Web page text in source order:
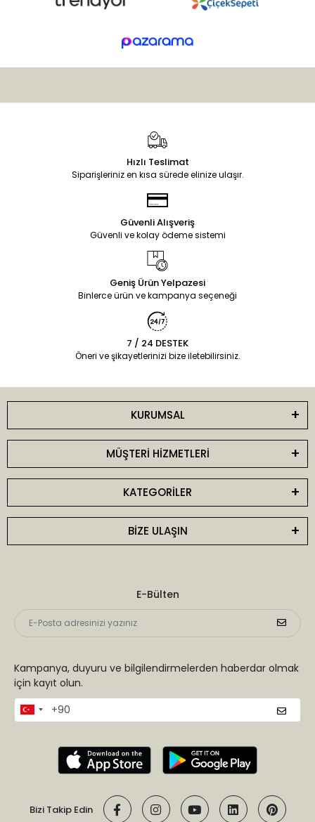
Hızlı Teslimat
Siparişleriniz en kısa sürede elinize ulaşır.
Güvenli Alışveriş
Güvenli ve kolay ödeme sistemi
Geniş Ürün Yelpazesi
Binlerce ürün ve kampanya seçeneği
7 / 24 DESTEK
Öneri ve şikayetlerinizi bize iletebilirsiniz.
KURUMSAL
MÜŞTERİ HİZMETLERİ
KATEGORİLER
BİZE ULAŞIN
E-Bülten
Kampanya, duyuru ve bilgilendirmelerden haberdar olmak
için kayıt olun.
Bizi Takip Edin